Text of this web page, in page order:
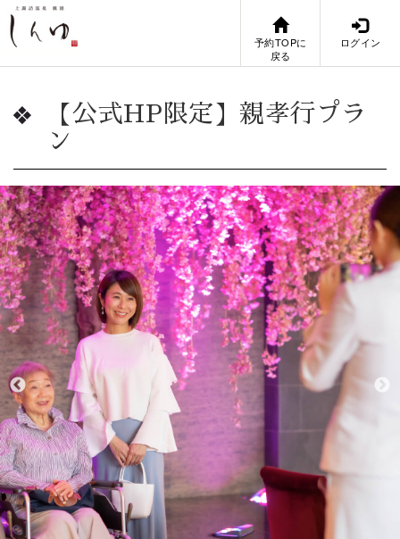
予約TOPに
戻る
ログイン
【公式HP限定】親孝行プラ
ン